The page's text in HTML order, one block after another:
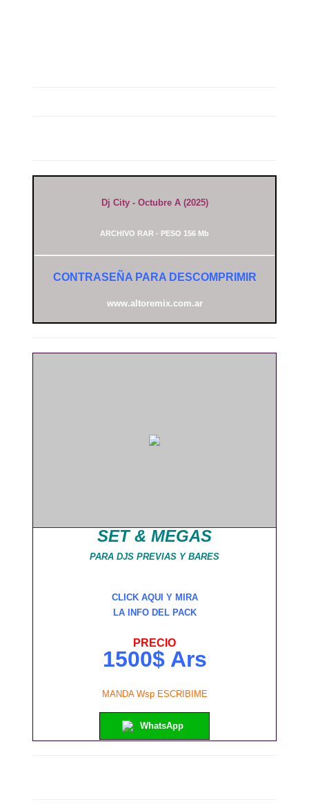
Dj City - Octubre A (2025)
ARCHIVO RAR - PESO 156 Mb
CONTRASEÑA PARA DESCOMPRIMIR
www.altoremix.com.ar
SET & MEGAS
PARA DJS PREVIAS Y BARES
CLICK AQUI Y MIRA
LA INFO DEL PACK
PRECIO
1500$ Ars
MANDA Wsp ESCRIBIME
WhatsApp